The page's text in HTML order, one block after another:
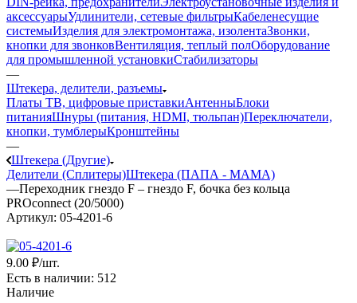
аксессуарыУдлинители, сетевые фильтрыКабеленесущие
системыИзделия для электромонтажа, изолентаЗвонки,
кнопки для звонковВентиляция, теплый полОборудование
для промышленной установкиСтабилизаторы
—
Штекера, делители, разъемы
Платы ТВ, цифровые приставкиАнтенныБлоки
питанияШнуры (питания, HDMI, тюльпан)Переключатели,
кнопки, тумблерыКронштейны
—
Штекера (Другие)
Делители (Сплитеры)Штекера (ПАПА - МАМА)
—Переходник гнездо F – гнездо F, бочка без кольца
PROconnect (20/5000)
Артикул: 05-4201-6
9.00 ₽/шт.
Есть в наличии: 512
Наличие